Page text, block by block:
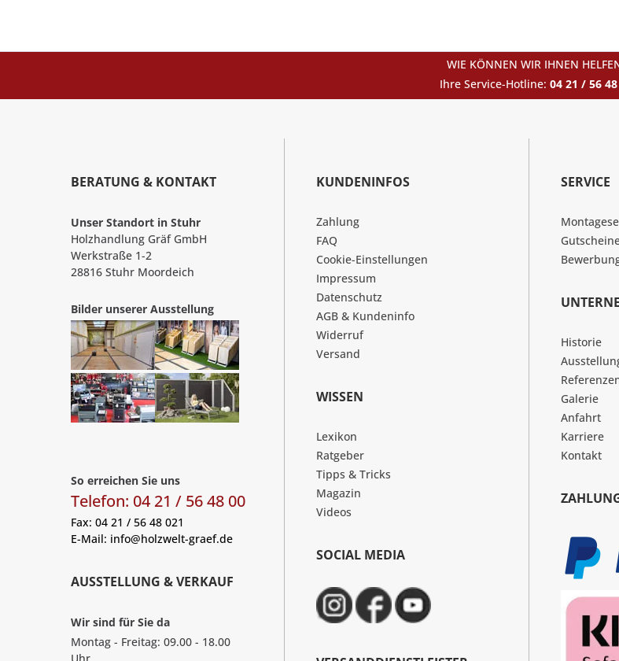
WIE KÖNNEN WIR IHNEN
Ihre Service-Hotline: 04 21 / 56
BERATUNG & KONTAKT
Unser Standort in Stuhr
Holzhandlung Gräf GmbH
Werkstraße 1-2
28816 Stuhr Moordeich
Bilder unserer Ausstellung
So erreichen Sie uns
Telefon: 04 21 / 56 48 00
Fax: 04 21 / 56 48 021
E-Mail: info@holzwelt-graef.de
AUSSTELLUNG & VERKAUF
Wir sind für Sie da
Montag - Freitag: 09.00 - 18.00
KUNDENINFOS
Zahlung
FAQ
Cookie-Einstellungen
Impressum
Datenschutz
AGB & Kundeninfo
Widerruf
Versand
WISSEN
Lexikon
Ratgeber
Tipps & Tricks
Magazin
Videos
SOCIAL MEDIA
SERVICE
Historie
Galerie
Anfahrt
Karriere
Kontakt